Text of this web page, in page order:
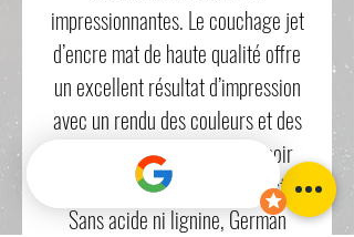
impressionnantes. Le couchage jet
d’encre mat de haute qualité offre
un excellent résultat d’impression
avec un rendu des couleurs et des
détails impressionnants, un noir
profond et les meilleurs contrastes.
Sans acide ni lignine, German